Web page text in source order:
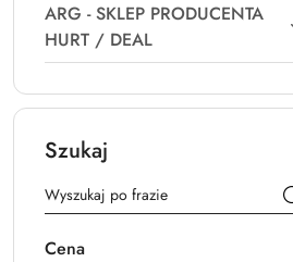
ARG - SKLEP PRODUCENTA
HURT / DEAL
Szukaj
Cena